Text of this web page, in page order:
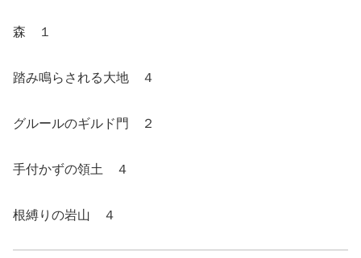
森 １
踏み鳴らされる大地 ４
グルールのギルド門 ２
手付かずの領土 ４
根縛りの岩山 ４